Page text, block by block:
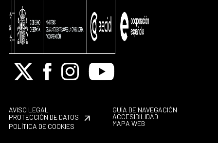
X FacebookInstagramYoutube
AVISO LEGAL
PROTECCIÓN DE DATOS
POLÍTICA DE COOKIES
GUÍA DE NAVEGACIÓN
ACCESIBILIDAD
MAPA WEB